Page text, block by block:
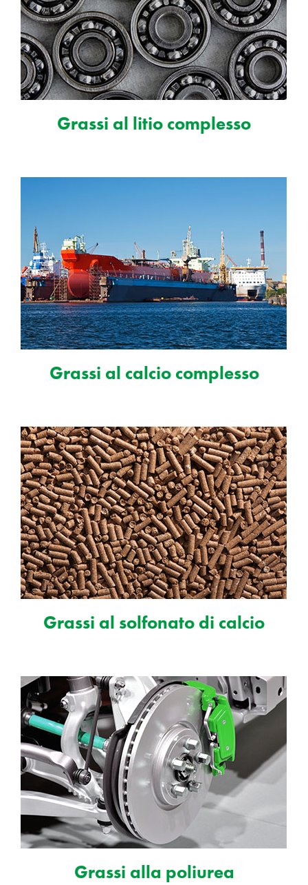
Grassi al litio complesso
Grassi al calcio complesso
Grassi al solfonato di calcio
Grassi alla poliurea